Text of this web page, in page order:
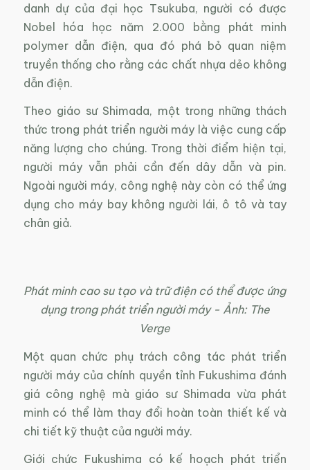
danh dự của đại học Tsukuba, người có được
Nobel hóa học năm 2.000 bằng phát minh
polymer dẫn điện, qua đó phá bỏ quan niệm
truyền thống cho rằng các chất nhựa dẻo không
dẫn điện.
Theo giáo sư Shimada, một trong những thách
thức trong phát triển người máy là việc cung cấp
năng lượng cho chúng. Trong thời điểm hiện tại,
người máy vẫn phải cần đến dây dẫn và pin.
Ngoài người máy, công nghệ này còn có thể ứng
dụng cho máy bay không người lái, ô tô và tay
chân giả.
Phát minh cao su tạo và trữ điện có thể được ứng
dụng trong phát triển người máy ­- Ảnh: The
Verge
Một quan chức phụ trách công tác phát triển
người máy của chính quyền tỉnh Fukushima đánh
giá công nghệ mà giáo sư Shimada vừa phát
minh có thể làm thay đổi hoàn toàn thiết kế và
chi tiết kỹ thuật của người máy.
Giới chức Fukushima có kế hoạch phát triển